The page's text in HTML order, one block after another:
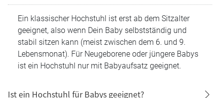
Ein klassischer Hochstuhl ist erst ab dem Sitzalter
geeignet, also wenn Dein Baby selbstständig und
stabil sitzen kann (meist zwischen dem 6. und 9.
Lebensmonat). Für Neugeborene oder jüngere Babys
ist ein Hochstuhl nur mit Babyaufsatz geeignet.
Ist ein Hochstuhl für Babys geeignet?